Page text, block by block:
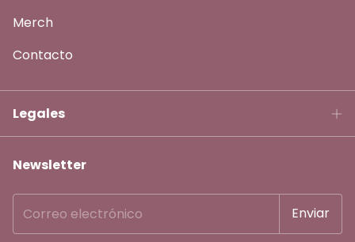
Merch
Contacto
Legales
Newsletter